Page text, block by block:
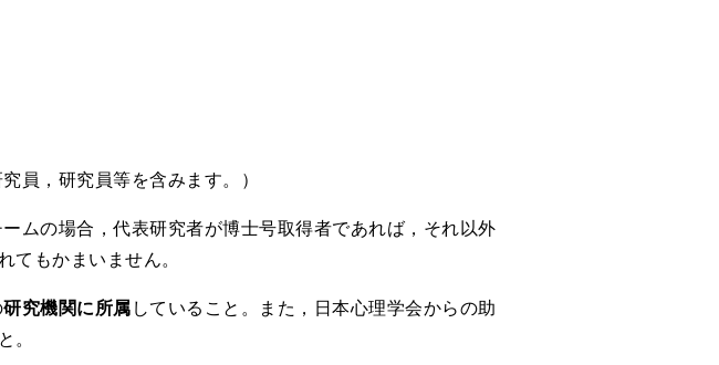
員，研究員等を含みます。）
ムの場合，代表研究者が博士号取得者であれば，それ以外
もかまいません。
研究機関に所属 していること。また，日本心理学会からの助
。